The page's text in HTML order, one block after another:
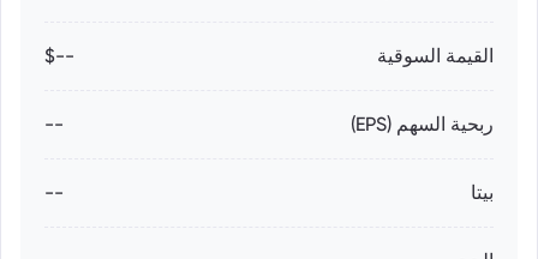
القيمة السوقية --$
ربحية السهم (EPS) --
بيتا --